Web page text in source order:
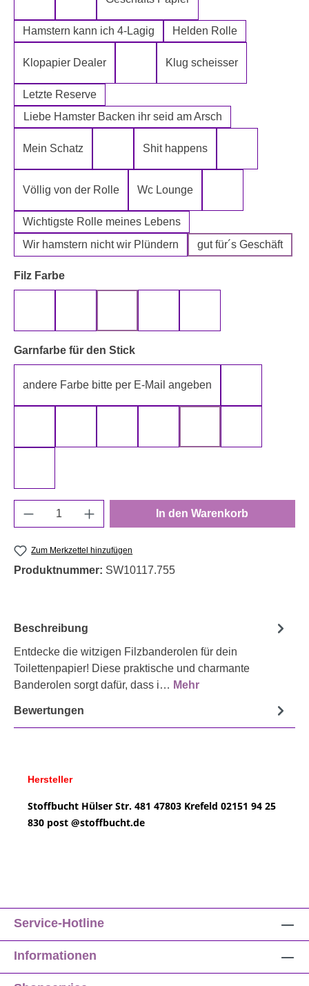
Fugen Reiniger
Fürn Arsch
Hamstern kann ich 4-Lagig Helden Rolle
Klopapier Dealer
Klopapier Mafia
Klug scheisser
Letzte Reserve
Liebe Hamster Backen ihr seid am Arsch
Mein Schatz
Psssst Hamster Ware
Shit happens
Völlig von der Rolle Wc Lounge
Wichtigste Rolle meines Lebens
Wir hamstern nicht wir Plündern
gut für´s Geschäft
Filz Farbeauswählen
Garnfarbe für den Stickauswählen
andere Farbe bitte per E-Mail angeben
Produkt Anzahl: Gib den gewünschten
In den Warenkorb
Zum Merkzettel hinzufügen
Produktnummer: SW10117.755
Beschreibung
Entdecke die witzigen Filzbanderolen für dein
Toilettenpapier! Diese praktische und charmante
Banderolen sorgt dafür, dass i… Mehr
Bewertungen
Hersteller
Stoffbucht Hülser Str. 481 47803 Krefeld 02151 94 25
830 post @stoffbucht.de
Service-Hotline
Informationen